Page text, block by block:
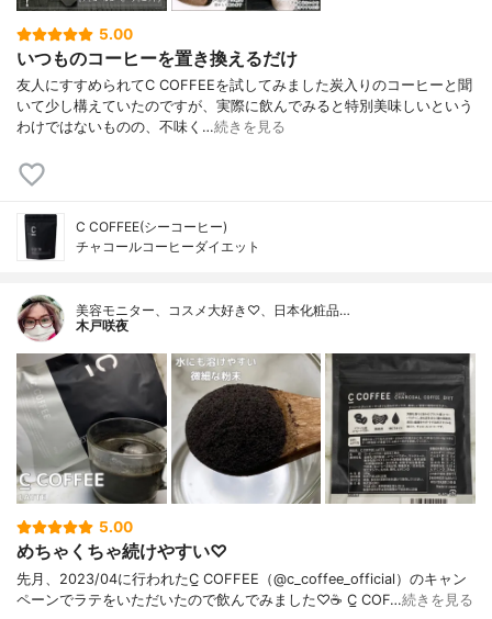
5.00
いつものコーヒーを置き換えるだけ
友人にすすめられてC COFFEEを試してみました炭入りのコーヒーと聞
いて少し構えていたのですが、実際に飲んでみると特別美味しいという
わけではないものの、不味く…続きを見る
C COFFEE(シーコーヒー)
チャコールコーヒーダイエット
美容モニター、コスメ大好き♡、日本化粧品…
木戸咲夜
5.00
めちゃくちゃ続けやすい♡
先月、2023/04に行われたC̲ COFFEE（@c_coffee_official）のキャン
ペーンでラテをいただいたので飲んでみました♡☕️ C̲ COF…続きを見る